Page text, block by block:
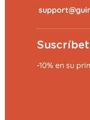
-10% en su
10 %